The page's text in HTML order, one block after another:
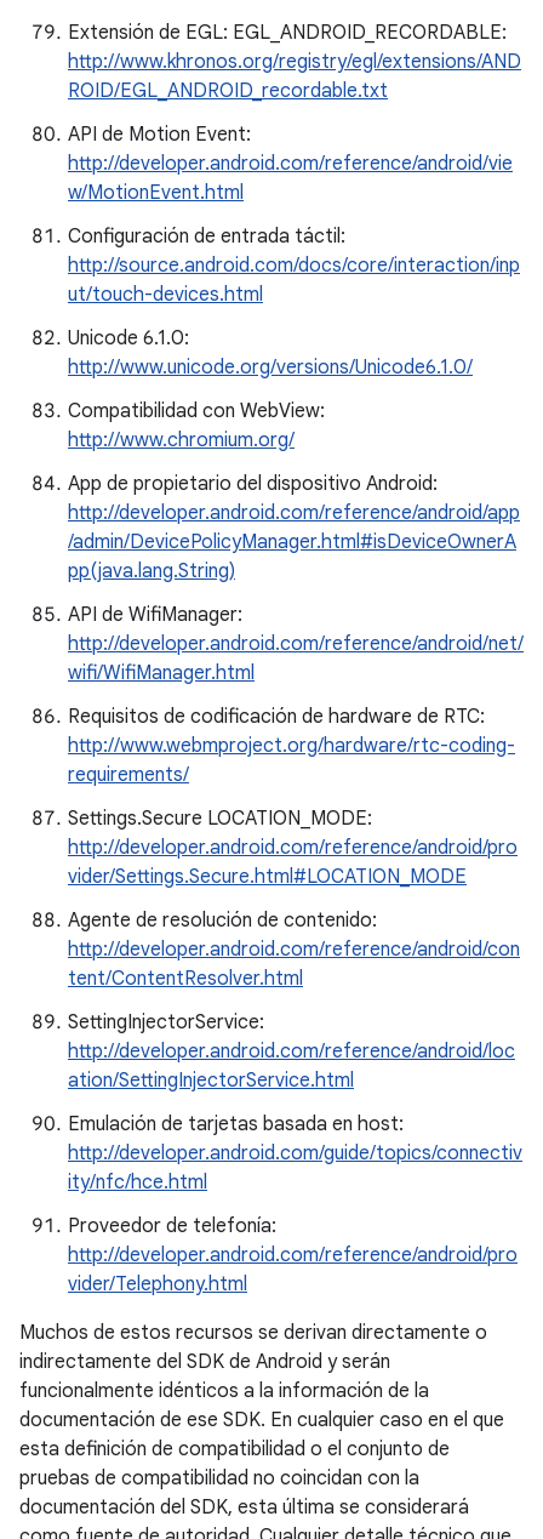
Extensión de EGL: EGL_ANDROID_RECORDABLE:
http://www.khronos.org/registry/egl/extensions/AND
ROID/EGL_ANDROID_recordable.txt
API de Motion Event:
http://developer.android.com/reference/android/vie
w/MotionEvent.html
Configuración de entrada táctil:
http://source.android.com/docs/core/interaction/inp
ut/touch-devices.html
Unicode 6.1.0:
http://www.unicode.org/versions/Unicode6.1.0/
Compatibilidad con WebView:
http://www.chromium.org/
App de propietario del dispositivo Android:
http://developer.android.com/reference/android/app
/admin/DevicePolicyManager.html#isDeviceOwnerA
pp(java.lang.String)
API de WifiManager:
http://developer.android.com/reference/android/net/
wifi/WifiManager.html
Requisitos de codificación de hardware de RTC:
http://www.webmproject.org/hardware/rtc-coding-
requirements/
Settings.Secure LOCATION_MODE:
http://developer.android.com/reference/android/pro
vider/Settings.Secure.html#LOCATION_MODE
Agente de resolución de contenido:
http://developer.android.com/reference/android/con
tent/ContentResolver.html
SettingInjectorService:
http://developer.android.com/reference/android/loc
ation/SettingInjectorService.html
Emulación de tarjetas basada en host:
http://developer.android.com/guide/topics/connectiv
ity/nfc/hce.html
Proveedor de telefonía:
http://developer.android.com/reference/android/pro
vider/Telephony.html
Muchos de estos recursos se derivan directamente o
indirectamente del SDK de Android y serán
funcionalmente idénticos a la información de la
documentación de ese SDK. En cualquier caso en el que
esta definición de compatibilidad o el conjunto de
pruebas de compatibilidad no coincidan con la
documentación del SDK, esta última se considerará